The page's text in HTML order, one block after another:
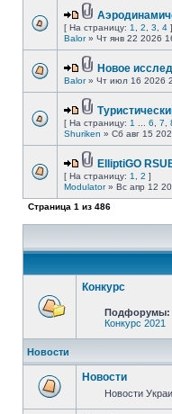
[ На страницу: 1 2 3 4 ]
Balor» Чт янв 22 2026
Новое
Balor» Чт июл 16 2026
[ На страницу: 1 6 7
Shuriken » Сб авг 15
ElliptiGO
[ На страницу: 1 2 ]
Modulator» Вс апр 12
Страница 1 из 486
Конкурс
Подфорумы:
Конкурс 2021
Новости
Новости
Новости